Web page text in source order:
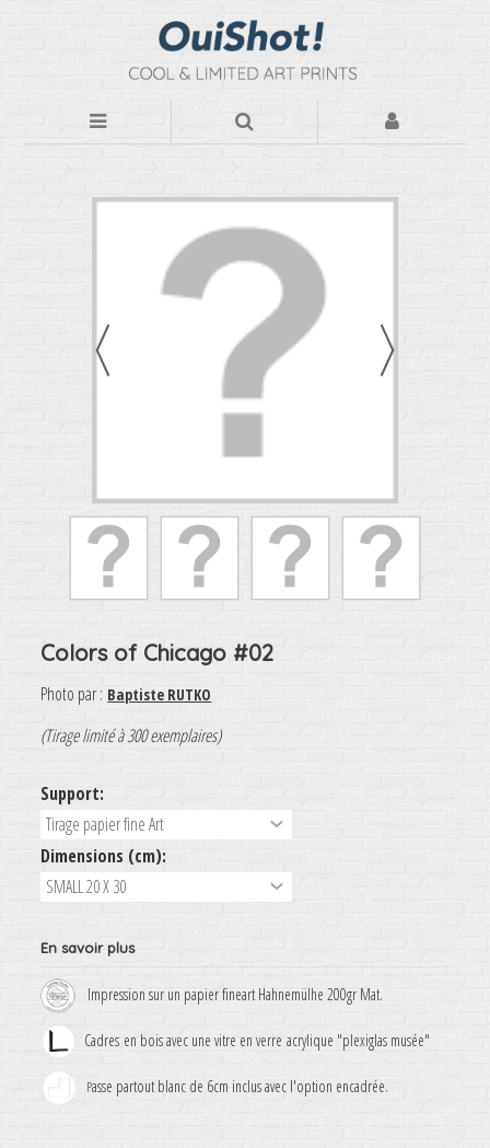
Colors of Chicago #02
Photo par : Baptiste RUTKO
(Tirage limité à 300 exemplaires)
Support:
Dimensions (cm):
En savoir plus
Impression sur un papier fineart Hahnemülhe 200gr Mat.
Cadres en bois avec une vitre en verre acrylique "plexiglas musée"
Passe partout blanc de 6cm inclus avec l'option encadrée.